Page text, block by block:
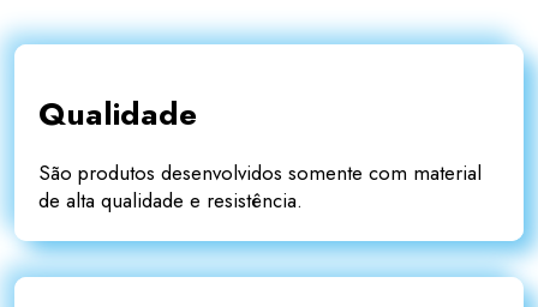
Qualidade
São produtos desenvolvidos somente com material
de alta qualidade e resistência.